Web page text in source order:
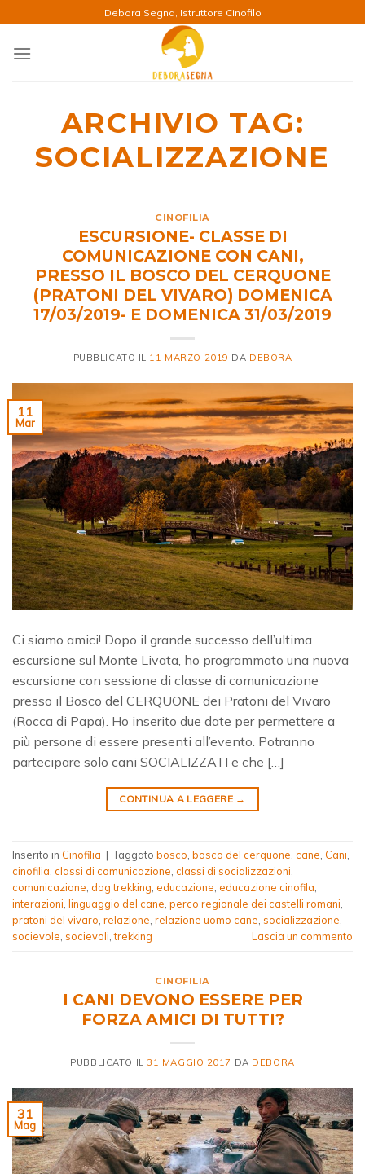
ai
contenuti
Debora Segna, Istruttore Cinofilo
ARCHIVIO TAG:
SOCIALIZZAZIONE
CINOFILIA
ESCURSIONE- CLASSE DI
COMUNICAZIONE CON CANI,
PRESSO IL BOSCO DEL CERQUONE
(PRATONI DEL VIVARO) DOMENICA
17/03/2019- E DOMENICA 31/03/2019
PUBBLICATO IL 11 MARZO 2019 DA DEBORA
11
Mar
Ci siamo amici! Dopo il grande successo dell’ultima
escursione sul Monte Livata, ho programmato una nuova
escursione con sessione di classe di comunicazione
presso il Bosco del CERQUONE dei Pratoni del Vivaro
(Rocca di Papa). Ho inserito due date per permettere a
più persone di essere presenti all’evento. Potranno
partecipare solo cani SOCIALIZZATI e che […]
CONTINUA A LEGGERE →
Inserito in Cinofilia | Taggato bosco bosco del cerquone cane Cani
cinofilia classi di comunicazione classi di socializzazioni
comunicazione dog trekking educazione educazione cinofila
interazioni linguaggio del cane perco regionale dei castelli romani
pratoni del vivaro relazione relazione uomo cane socializzazione
socievole socievoli ,trekking Lascia un commento
CINOFILIA
I CANI DEVONO ESSERE PER
FORZA AMICI DI TUTTI?
PUBBLICATO IL 31 MAGGIO 2017 DA DEBORA
31
Mag